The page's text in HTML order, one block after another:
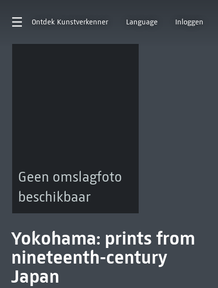
Ontdek Kunstverkenner Language Inloggen
Geen omslagfoto
beschikbaar
Yokohama: prints from
nineteenth-century
Japan